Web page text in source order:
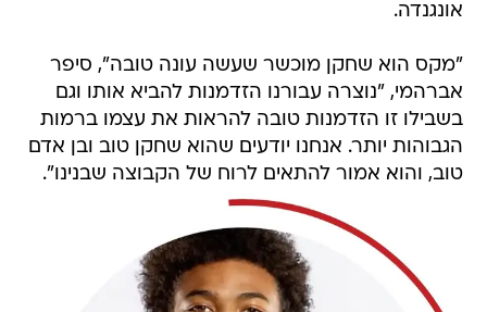
אונגנדה.
"מקס הוא שחקן מוכשר שעשה עונה טובה", סיפר
אברהמי, "נוצרה עבורנו הזדמנות להביא אותו וגם
בשבילו זו הזדמנות טובה להראות את עצמו ברמות
הגבוהות יותר. אנחנו יודעים שהוא שחקן טוב ובן אדם
טוב, והוא אמור להתאים לרוח של הקבוצה שבנינו".